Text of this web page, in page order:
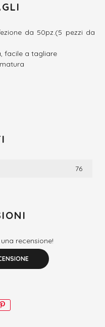
da 50pz.(5 pezzi da
facile a tagliare
76
recensione!